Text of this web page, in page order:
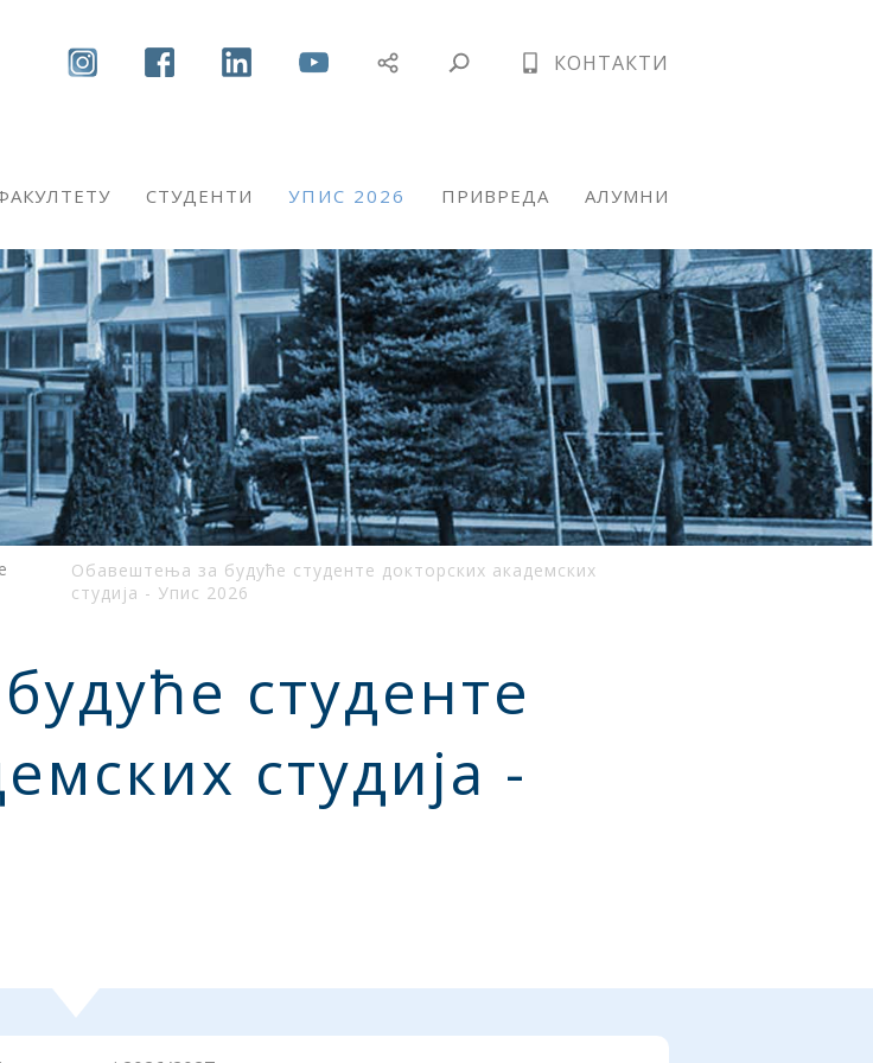
КОНТАКТИ
СТУДЕНТИ УПИС 2026 ПРИВРЕДА АЛУМНИ
Обавештења за будуће студенте докторских академских
студија - Упис 2026
студенте
студија -